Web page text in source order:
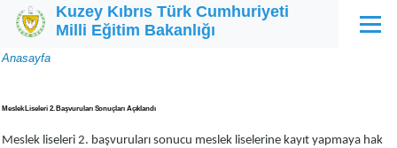
Ana içeriğe atla
Kuzey Kıbrıs Türk Cumhuriyeti
Milli Eğitim Bakanlığı
Menü
Sayfa
Anasayfa
Meslek Liseleri 2. Başvuruları Sonuçları Açıklandı
Meslek liseleri 2. başvuruları sonucu meslek liselerine kayıt yapmaya hak